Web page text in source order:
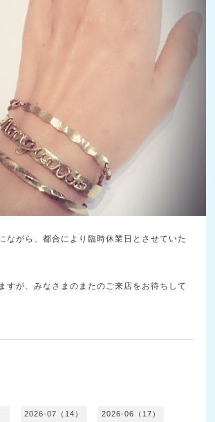
ながら、都合により臨時休業日とさせていた
すが、みなさまのまたのご来店をお待ちして
2026-07（14） 2026-06（17）